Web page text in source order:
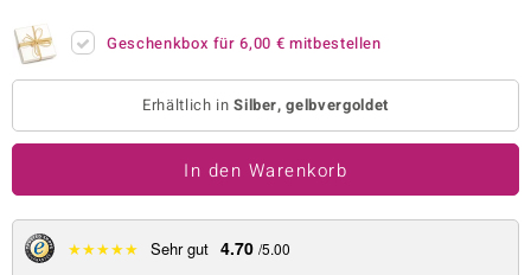
BY DE MELO
Geschenkbox für6,00 € mitbestellen
Erhältlich inSilber, gelbvergoldet
In den Warenkorb
★★★★★ Sehr gut 4.70 /5.00